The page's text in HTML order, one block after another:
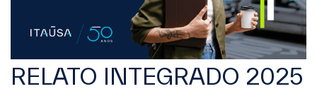
RELATO INTEGRADO 2025